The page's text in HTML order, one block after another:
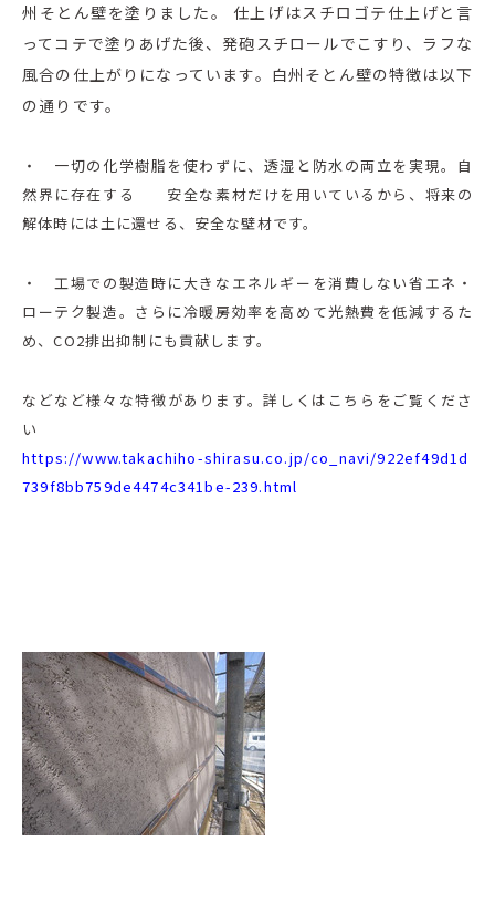
州そとん壁を塗りました。 仕上げはスチロゴテ仕上げと言
ってコテで塗りあげた後、発砲スチロールでこすり、ラフな
風合の仕上がりになっています。白州そとん壁の特徴は以下
の通りです。
・ 一切の化学樹脂を使わずに、透湿と防水の両立を実現。自
然界に存在する 安全な素材だけを用いているから、将来の
解体時には土に還せる、安全な壁材です。
・ 工場での製造時に大きなエネルギーを消費しない省エネ・
ローテク製造。さらに冷暖房効率を高めて光熱費を低減するた
め、CO2排出抑制にも貢献します。
などなど様々な特徴があります。詳しくはこちらをご覧くださ
い
https://www.takachiho-shirasu.co.jp/co_navi/922ef49d1d
739f8bb759de4474c341be-239.html